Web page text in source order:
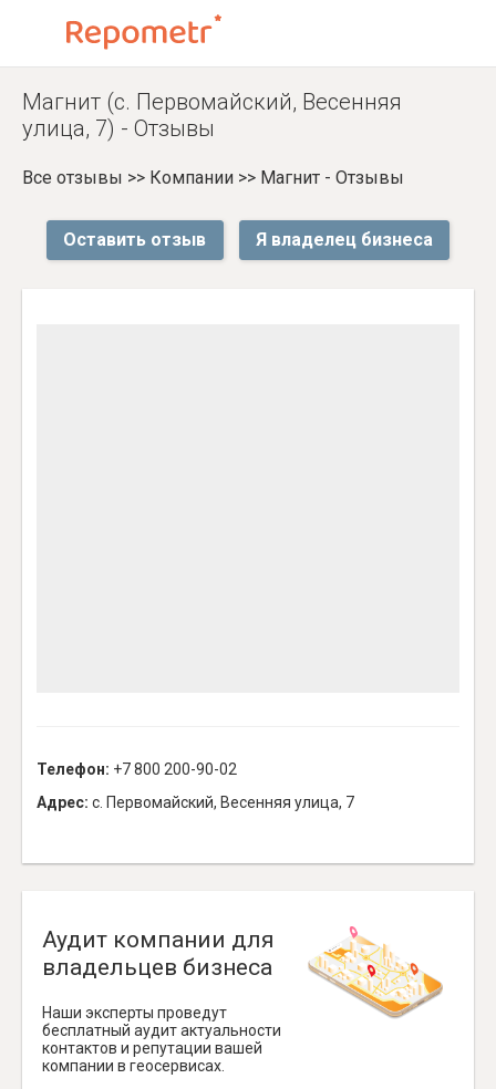
Магнит (с. Первомайский, Весенняя
улица, 7) - Отзывы
Все отзывы >> Компании >> Магнит - Отзывы
Оставить отзыв Я владелец бизнеса
Телефон: +7 800 200-90-02
Адрес: с. Первомайский, Весенняя улица, 7
Аудит компании для
владельцев бизнеса
Наши эксперты проведут
бесплатный аудит актуальности
контактов и репутации вашей
компании в геосервисах.